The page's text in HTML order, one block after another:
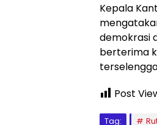
Kepala
demokrasi
berterima
Post
Tag: